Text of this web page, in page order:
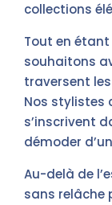
collections
Tout en
souhaitons
traversent
Nos stylistes
s’inscrivent
démoder
Au-delà de
sans relâche